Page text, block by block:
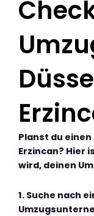
Planst du
Erzincan? Hier
wird, deinen
1. Suche nach